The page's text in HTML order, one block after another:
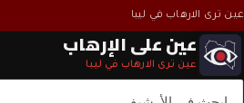
عين ترى الارهاب في ليبا
عين على الإرهاب
عين ترى الارهاب في ليبا